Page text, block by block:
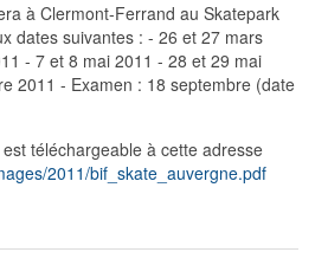
à Clermont-Ferrand au Skatepark
dates suivantes : - 26 et 27 mars
- 7 et 8 mai 2011 - 28 et 29 mai
2011 - Examen : 18 septembre (date
est téléchargeable à cette adresse
2011/bif_skate_auvergne.pdf